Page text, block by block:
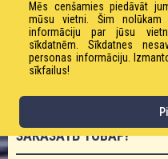
Вес: 1200 г / м
Рабочее давление: 3,6 бар
ЗАКАЗАТЬ ТОВАР!
Mēs cenšamies piedāvāt
mūsu vietni. Šim nolūkam
informāciju par jūsu
sīkdatnēm. Sīkdatnes
personas informāciju.
sīkfailus!